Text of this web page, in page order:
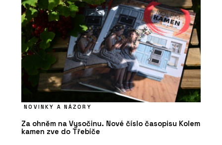
NOVINKY A NÁZORY
Za ohněm na Vysočinu. Nové číslo časopisu Kolem
kamen zve do Třebíče